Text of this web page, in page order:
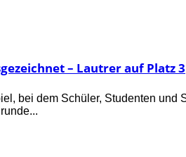
– Lautrer auf Platz 3
bei dem Schüler, Studenten und